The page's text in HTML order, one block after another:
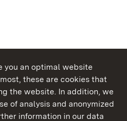
you an optimal website
these are cookies that
the website. In addition, we
of analysis and anonymized
information in our data
of Baden-Wuerttemberg